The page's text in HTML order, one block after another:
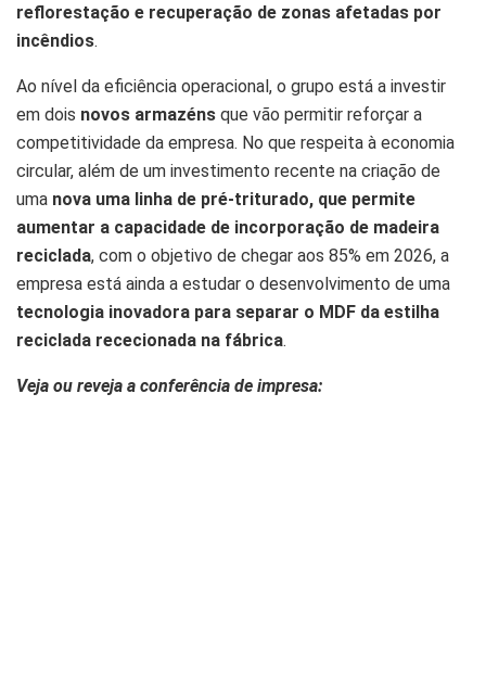
reflorestação e recuperação de zonas afetadas por
incêndios.
Ao nível da eficiência operacional, o grupo está a investir
em dois novos armazéns que vão permitir reforçar a
competitividade da empresa. No que respeita à economia
circular, além de um investimento recente na criação de
uma nova uma linha de pré-triturado, que permite
aumentar a capacidade de incorporação de madeira
reciclada, com o objetivo de chegar aos 85% em 2026, a
empresa está ainda a estudar o desenvolvimento de uma
tecnologia inovadora para separar o MDF da estilha
reciclada rececionada na fábrica.
Veja ou reveja a conferência de impresa: